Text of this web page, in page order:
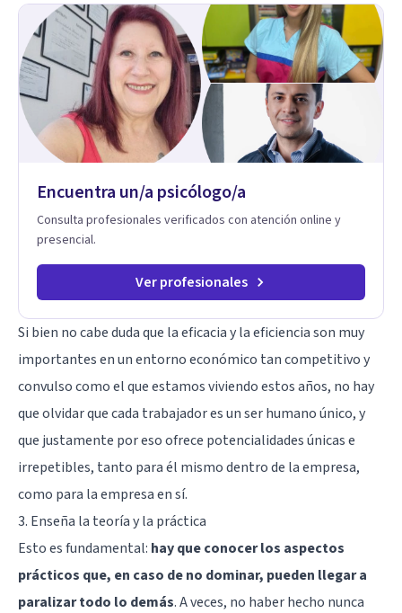
comprendidos y apoyados para recuperar la tranquilidad en
casa. Me especializo en guiar a familias a través de
herramientas prácticas y dinámicas adaptadas a la edad de
cada menor, dejando de lado las etiquetas y los tecnicismos.
Mi forma de trabajar se centra en entender las emociones
que hay detrás del comportamiento, ayudándoles a
desarrollar la confianza necesaria para superar sus retos y
fortaleciendo la comunicación entre ustedes. Acompaño a
niños y adolescentes que están lidiando con la ansiedad, la
padres que buscan orientación y pautas claras para educar
primer paso hacia una convivencia familiar más armoniosa,
agenda tu sesión y empecemos a trabajar juntos.
Encuentra un/a psicólogo/a
Consulta profesionales verificados con atención online y
presencial.
Ver profesionales
Si bien no cabe duda que la eficacia y la eficiencia son muy
importantes en un entorno económico tan competitivo y
convulso como el que estamos viviendo estos años, no hay
que olvidar que cada trabajador es un ser humano único, y
que justamente por eso ofrece potencialidades únicas e
irrepetibles, tanto para él mismo dentro de la empresa,
como para la empresa en sí.
3. Enseña la teoría y la práctica
Esto es fundamental: hay que conocer los aspectos
prácticos que, en caso de no dominar, pueden llegar a
paralizar todo lo demás. A veces, no haber hecho nunca